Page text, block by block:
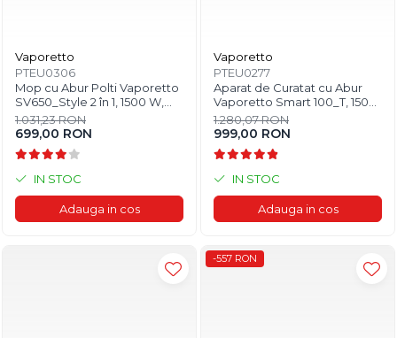
Vaporetto
PTEU0306
Mop cu Abur Polti Vaporetto
SV650_Style 2 în 1, 1500 W,
Abur Reglabil, Mâner Plută, 19
Accesorii, Autonomie
Nelimitată, Alb/Roșu
1.031,23 RON
699,00 RON
IN STOC
Adauga in cos
Vaporetto
PTEU0277
Aparat de Curatat cu Abur
Vaporetto Smart 100_T, 1500
W, 2 l, 4 Bar, 110 gr/min,
Alb/Albastru
1.280,07 RON
999,00 RON
IN STOC
Adauga in cos
-557 RON